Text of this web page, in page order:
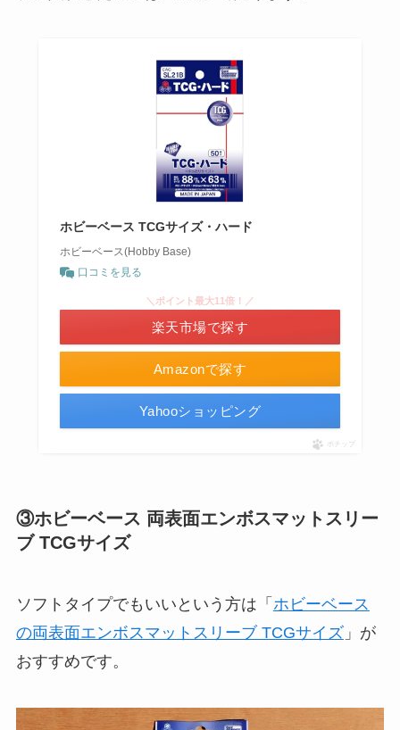
ホビーベース TCGサイズ・ハード
ホビーベース(Hobby Base)
口コミを見る
Amazonで探す
＼ポイント最大11倍！／
楽天市場で探す
Yahooショッピング
ポチップ
③ホビーベース 両表面エンボスマットスリー
ブ TCGサイズ
ソフトタイプでもいいという方は「 ホビーベース
の両表面エンボスマットスリーブ TCGサイズ」が
おすすめです。